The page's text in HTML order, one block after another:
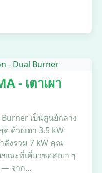
- เตาเผา
เป็นศูนย์กลาง
ด้วยเตา 3.5 kW
ลังรวม 7 kW คุณ
ณะที่เคี่ยวซอสเบา ๆ
— จาก…